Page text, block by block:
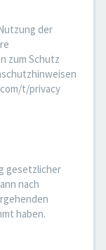
der
zum Schutz
t/privacy
gesetzlicher
nach
haben.